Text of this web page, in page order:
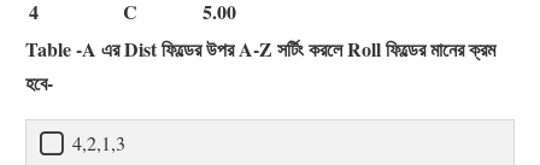
4 C
5.00
Table -A এর Dist ফিল্ডের উপর A-Z সর্টিং করলে Roll ফিল্ডের মানের ক্রম
হবে-
4,2,1,3